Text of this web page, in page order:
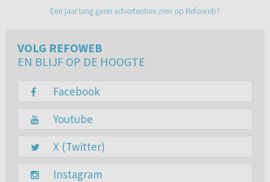
Een jaar lang geen advertenties zien op Refoweb?
VOLG REFOWEB
EN BLIJF OP DE HOOGTE
Facebook
Youtube
X (Twitter)
Instagram